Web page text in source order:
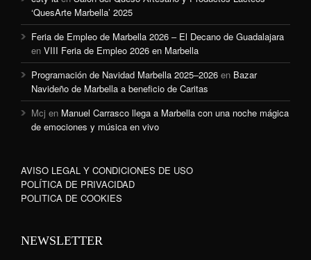
‘QuesArte Marbella’ 2025
Feria de Empleo de Marbella 2026 – El Decano de Guadalajara
en VIII Feria de Empleo 2026 en Marbella
Programación de Navidad Marbella 2025–2026 en Bazar
Navideño de Marbella a beneficio de Caritas
Mcj en Manuel Carrasco llega a Marbella con una noche mágica
de emociones y música en vivo
AVISO LEGAL Y CONDICIONES DE USO
POLÍTICA DE PRIVACIDAD
POLITICA DE COOKIES
NEWSLETTER